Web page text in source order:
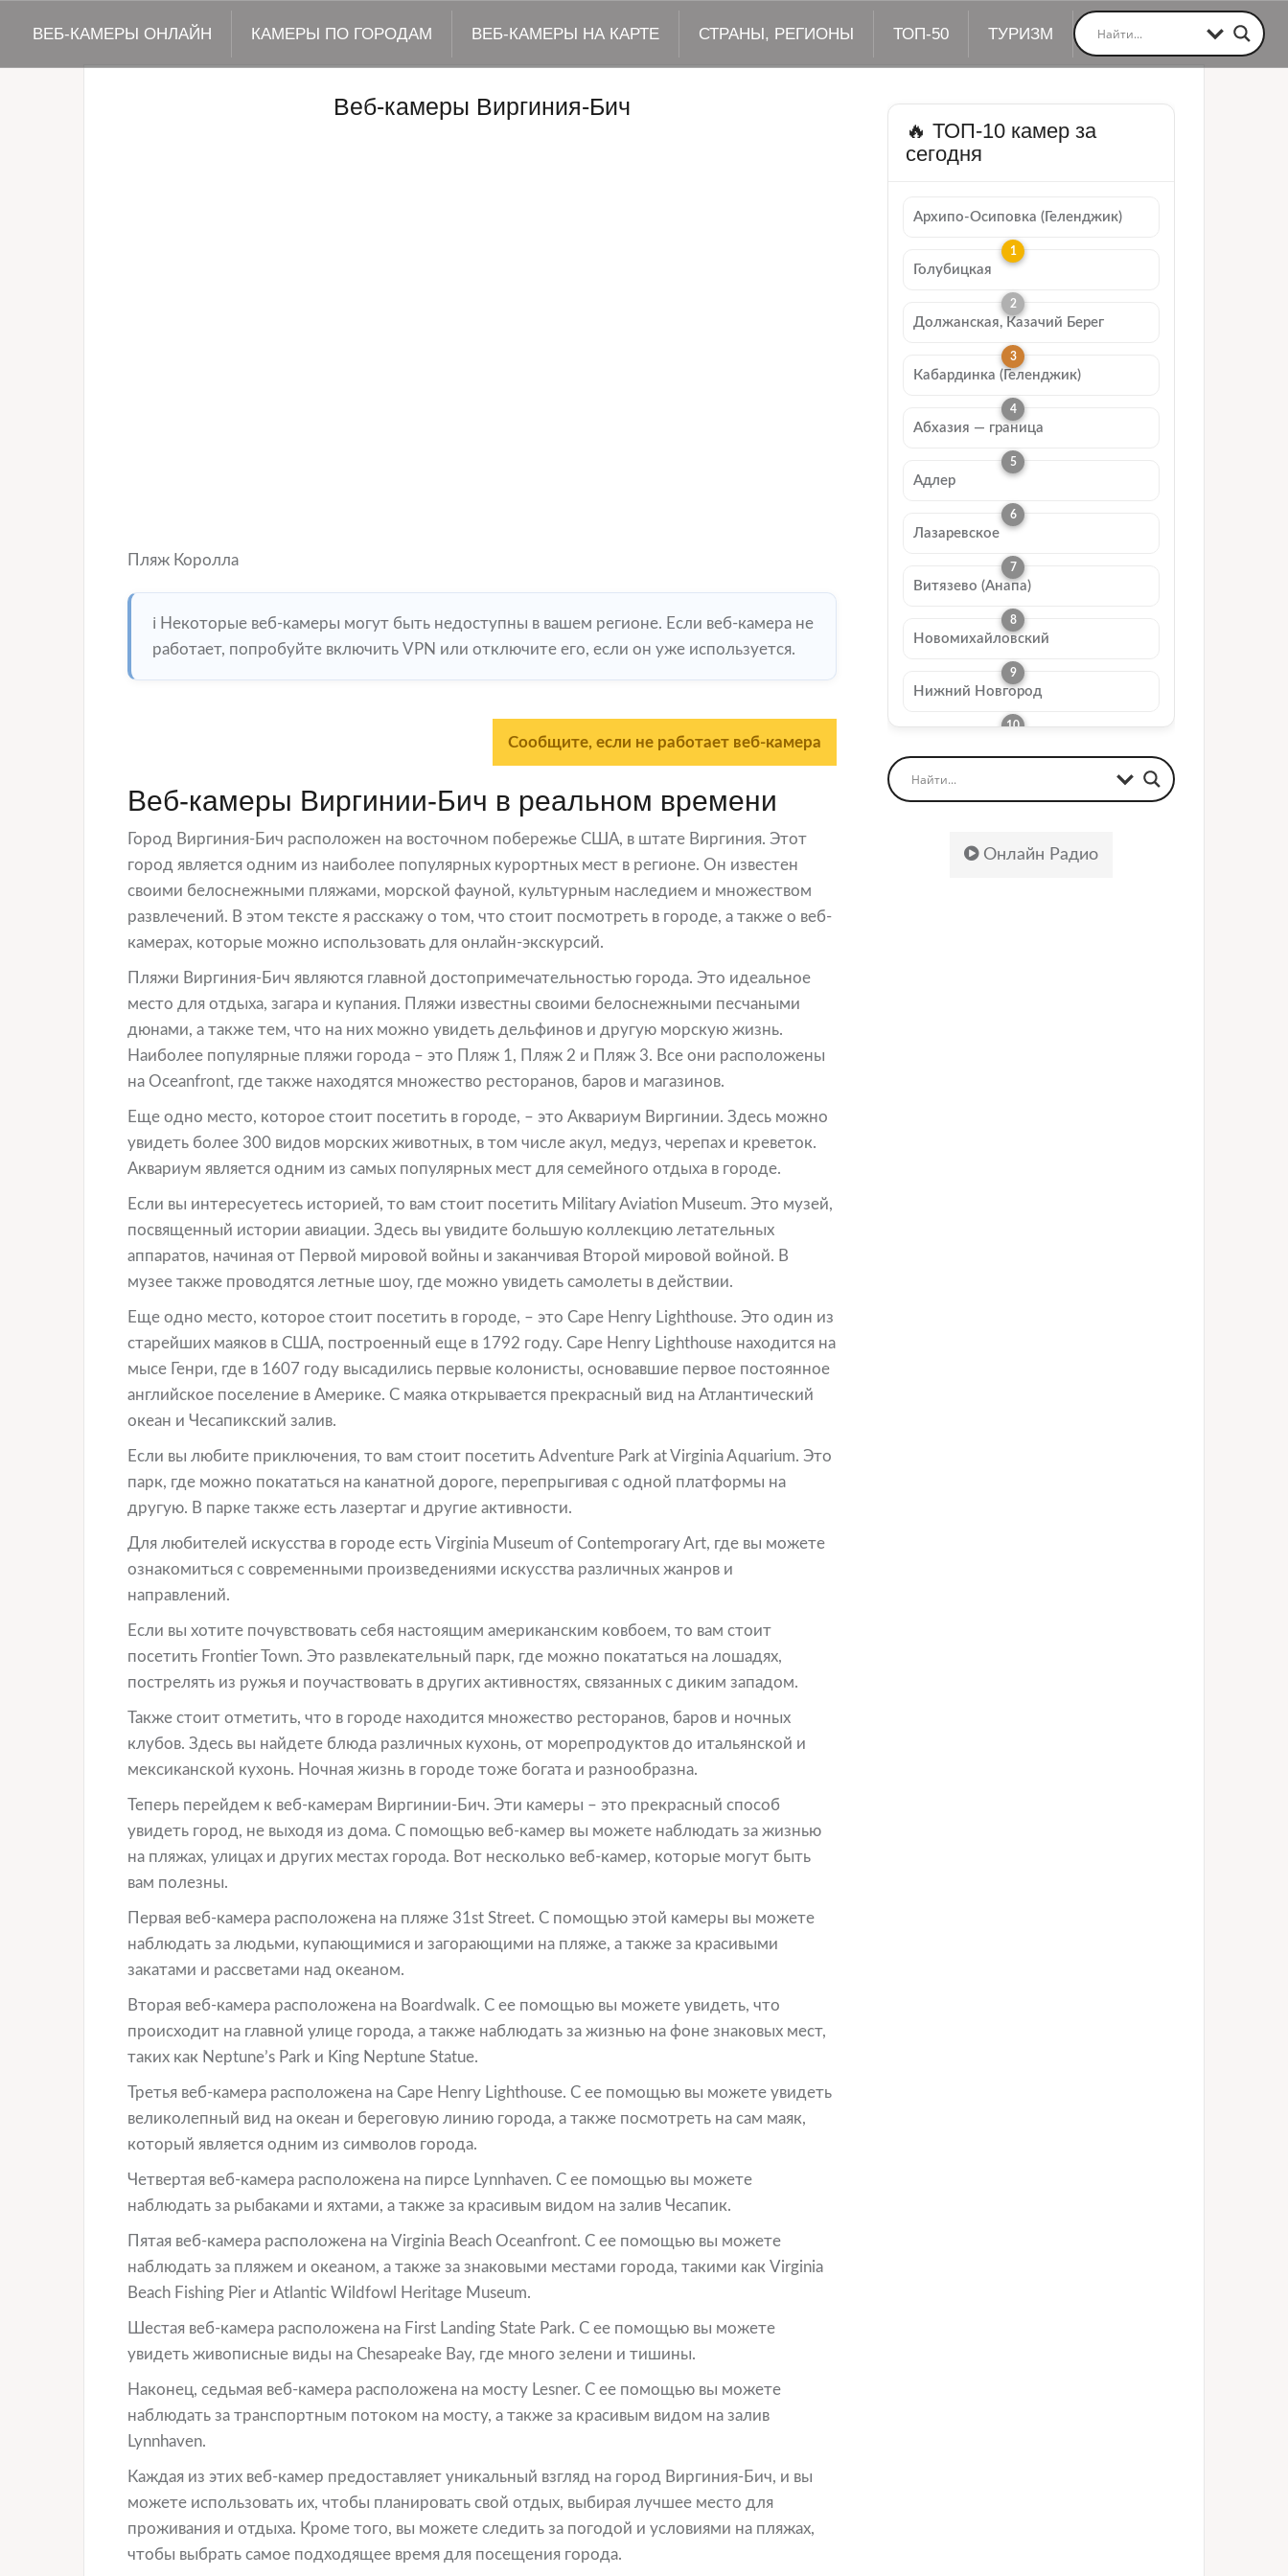
ВЕБ-КАМЕРЫ ОНЛАЙН КАМЕРЫ ПО ГОРОДАМ ВЕБ-КАМЕРЫ НА КАРТЕ СТРАНЫ, РЕГИОНЫ ТОП-50 ТУРИЗМ
Веб-камеры Виргиния-Бич
Пляж Королла
ℹ️ Некоторые веб-камеры могут быть недоступны в вашем регионе. Если веб-камера не
работает, попробуйте включить VPN или отключите его, если он уже используется.
Сообщите, если не работает веб-камера
Веб-камеры Виргинии-Бич в реальном времени
Город Виргиния-Бич расположен на восточном побережье США, в штате Виргиния. Этот
город является одним из наиболее популярных курортных мест в регионе. Он известен
своими белоснежными пляжами, морской фауной, культурным наследием и множеством
развлечений. В этом тексте я расскажу о том, что стоит посмотреть в городе, а также о веб-
камерах, которые можно использовать для онлайн-экскурсий.
Пляжи Виргиния-Бич являются главной достопримечательностью города. Это идеальное
место для отдыха, загара и купания. Пляжи известны своими белоснежными песчаными
дюнами, а также тем, что на них можно увидеть дельфинов и другую морскую жизнь.
Наиболее популярные пляжи города – это Пляж 1, Пляж 2 и Пляж 3. Все они расположены
на Oceanfront, где также находятся множество ресторанов, баров и магазинов.
Еще одно место, которое стоит посетить в городе, – это Аквариум Виргинии. Здесь можно
увидеть более 300 видов морских животных, в том числе акул, медуз, черепах и креветок.
Аквариум является одним из самых популярных мест для семейного отдыха в городе.
Если вы интересуетесь историей, то вам стоит посетить Military Aviation Museum. Это музей,
посвященный истории авиации. Здесь вы увидите большую коллекцию летательных
аппаратов, начиная от Первой мировой войны и заканчивая Второй мировой войной. В
музее также проводятся летные шоу, где можно увидеть самолеты в действии.
Еще одно место, которое стоит посетить в городе, – это Cape Henry Lighthouse. Это один из
старейших маяков в США, построенный еще в 1792 году. Cape Henry Lighthouse находится на
мысе Генри, где в 1607 году высадились первые колонисты, основавшие первое постоянное
английское поселение в Америке. С маяка открывается прекрасный вид на Атлантический
океан и Чесапикский залив.
Если вы любите приключения, то вам стоит посетить Adventure Park at Virginia Aquarium. Это
парк, где можно покататься на канатной дороге, перепрыгивая с одной платформы на
другую. В парке также есть лазертаг и другие активности.
Для любителей искусства в городе есть Virginia Museum of Contemporary Art, где вы можете
ознакомиться с современными произведениями искусства различных жанров и
направлений.
Если вы хотите почувствовать себя настоящим американским ковбоем, то вам стоит
посетить Frontier Town. Это развлекательный парк, где можно покататься на лошадях,
пострелять из ружья и поучаствовать в других активностях, связанных с диким западом.
Также стоит отметить, что в городе находится множество ресторанов, баров и ночных
клубов. Здесь вы найдете блюда различных кухонь, от морепродуктов до итальянской и
мексиканской кухонь. Ночная жизнь в городе тоже богата и разнообразна.
Теперь перейдем к веб-камерам Виргинии-Бич. Эти камеры – это прекрасный способ
увидеть город, не выходя из дома. С помощью веб-камер вы можете наблюдать за жизнью
на пляжах, улицах и других местах города. Вот несколько веб-камер, которые могут быть
вам полезны.
Первая веб-камера расположена на пляже 31st Street. С помощью этой камеры вы можете
наблюдать за людьми, купающимися и загорающими на пляже, а также за красивыми
закатами и рассветами над океаном.
Вторая веб-камера расположена на Boardwalk. С ее помощью вы можете увидеть, что
происходит на главной улице города, а также наблюдать за жизнью на фоне знаковых мест,
таких как Neptune’s Park и King Neptune Statue.
Третья веб-камера расположена на Cape Henry Lighthouse. С ее помощью вы можете увидеть
великолепный вид на океан и береговую линию города, а также посмотреть на сам маяк,
который является одним из символов города.
Четвертая веб-камера расположена на пирсе Lynnhaven. С ее помощью вы можете
наблюдать за рыбаками и яхтами, а также за красивым видом на залив Чесапик.
Пятая веб-камера расположена на Virginia Beach Oceanfront. С ее помощью вы можете
наблюдать за пляжем и океаном, а также за знаковыми местами города, такими как Virginia
Beach Fishing Pier и Atlantic Wildfowl Heritage Museum.
Шестая веб-камера расположена на First Landing State Park. С ее помощью вы можете
увидеть живописные виды на Chesapeake Bay, где много зелени и тишины.
Наконец, седьмая веб-камера расположена на мосту Lesner. С ее помощью вы можете
наблюдать за транспортным потоком на мосту, а также за красивым видом на залив
Lynnhaven.
Каждая из этих веб-камер предоставляет уникальный взгляд на город Виргиния-Бич, и вы
можете использовать их, чтобы планировать свой отдых, выбирая лучшее место для
проживания и отдыха. Кроме того, вы можете следить за погодой и условиями на пляжах,
чтобы выбрать самое подходящее время для посещения города.
🔥 ТОП-10 камер за
сегодня
Архипо-Осиповка (Геленджик)
Голубицкая
Должанская, Казачий Берег
Кабардинка (Геленджик)
Абхазия — граница
Адлер
Лазаревское
Витязево (Анапа)
Новомихайловский
Нижний Новгород
Онлайн Радио